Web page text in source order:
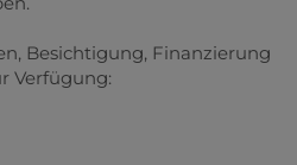
Besichtigung, Finanzierung
Verfügung: